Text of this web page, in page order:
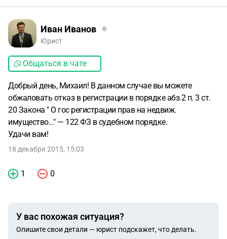
Иван Иванов
Юрист
Общаться в чате
Добрый день, Михаил! В данном случае вы можете
обжаловать отказ в регистрации в порядке абз.2 п. 3 ст.
20 Закона " О гос регистрации прав на недвиж.
имущество..." — 122 ФЗ в судебном порядке.
Удачи вам!
18 декабря 2015, 15:03
1 0
У вас похожая ситуация?
Опишите свои детали — юрист подскажет, что делать.